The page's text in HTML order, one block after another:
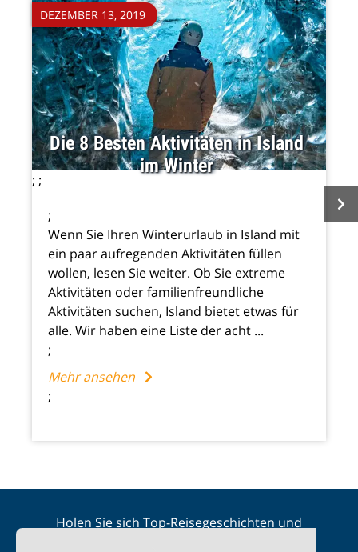
DEZEMBER 13, 2019
;
Die 8 Besten Aktivitäten in Island
im Winter
;
;
Wenn Sie Ihren Winterurlaub in Island mit
ein paar aufregenden Aktivitäten füllen
wollen, lesen Sie weiter. Ob Sie extreme
Aktivitäten oder familienfreundliche
Aktivitäten suchen, Island bietet etwas für
alle. Wir haben eine Liste der acht ...
;
Mehr ansehen
;
Holen Sie sich Top-Reisegeschichten und